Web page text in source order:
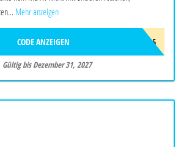
Mehr anzeigen
BIO5
CODE ANZEIGEN
Gültig bis Dezember 31, 2027